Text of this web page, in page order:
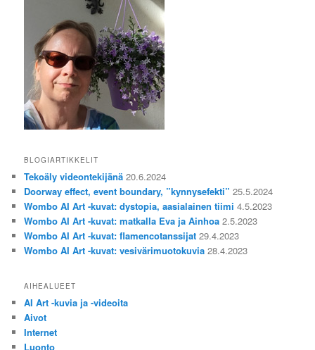
BLOGIARTIKKELIT
Tekoäly videontekijänä 20.6.2024
Doorway effect, event boundary, ”kynnysefekti” 25.5.2024
Wombo AI Art -kuvat: dystopia, aasialainen tiimi 4.5.2023
Wombo AI Art -kuvat: matkalla Eva ja Ainhoa 2.5.2023
Wombo AI Art -kuvat: flamencotanssijat 29.4.2023
Wombo AI Art -kuvat: vesivärimuotokuvia 28.4.2023
AIHEALUEET
AI Art -kuvia ja -videoita
Aivot
Internet
Luonto